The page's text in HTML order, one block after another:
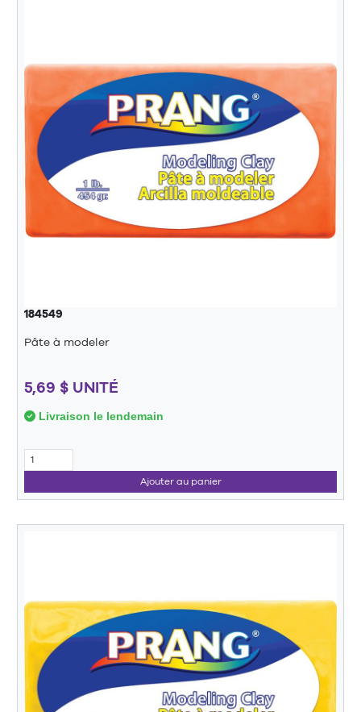
184549
Pâte à modeler
5,69 $ UNITÉ
Livraison le lendemain
Ajouter au panier